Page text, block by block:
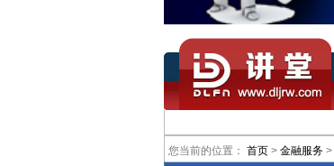
您当前的位置： 首页 > 金融服务 >